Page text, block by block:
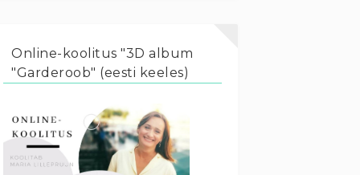
Online-koolitus "3D album
"Garderoob" (eesti keeles)